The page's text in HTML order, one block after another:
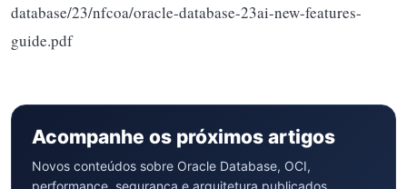
database/23/nfcoa/oracle-database-23ai-new-features-
guide.pdf
Acompanhe os próximos artigos
Novos conteúdos sobre Oracle Database, OCI,
performance, segurança e arquitetura publicados